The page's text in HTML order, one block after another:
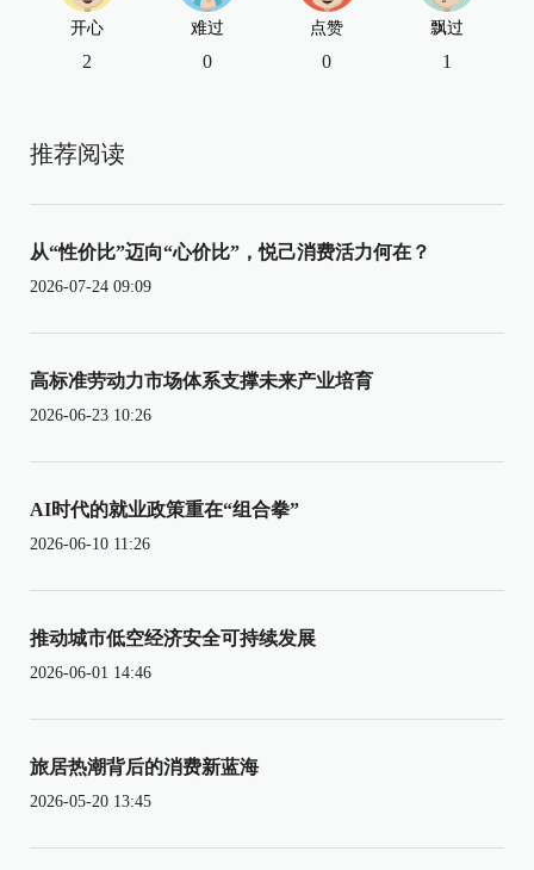
开心
2
难过
0
点赞
0
飘过
1
推荐阅读
从“性价比”迈向“心价比”，悦己消费活力何在？
2026-07-24 09:09
高标准劳动力市场体系支撑未来产业培育
2026-06-23 10:26
AI时代的就业政策重在“组合拳”
2026-06-10 11:26
推动城市低空经济安全可持续发展
2026-06-01 14:46
旅居热潮背后的消费新蓝海
2026-05-20 13:45